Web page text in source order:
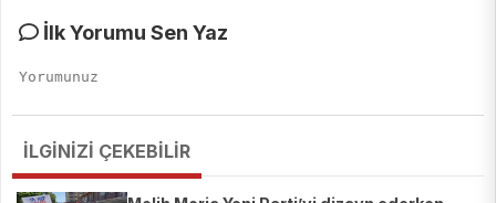
İlk Yorumu Sen Yaz
İLGİNİZİ ÇEKEBİLİR